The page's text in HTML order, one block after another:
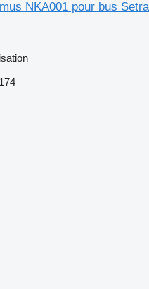
NKA001 pour bus Setra